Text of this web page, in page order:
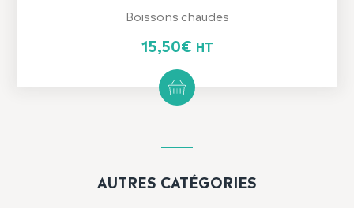
Boissons chaudes
15,50€ HT
AUTRES CATÉGORIES